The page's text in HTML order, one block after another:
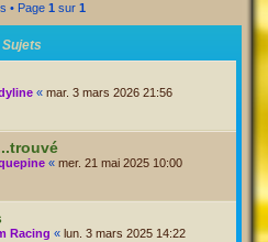
• Page 1 sur 1
Sujets
« mar. 3 mars 2026 21:56
« mer. 21 mai 2025 10:00
Racing « lun. 3 mars 2025 14:22